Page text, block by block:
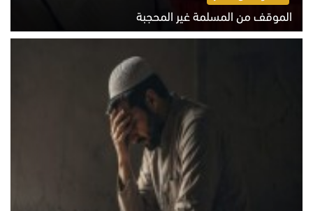
الموقف من المسلمة غير المحجبة
الخميس 6 أغسطس 2026 10:45 ص